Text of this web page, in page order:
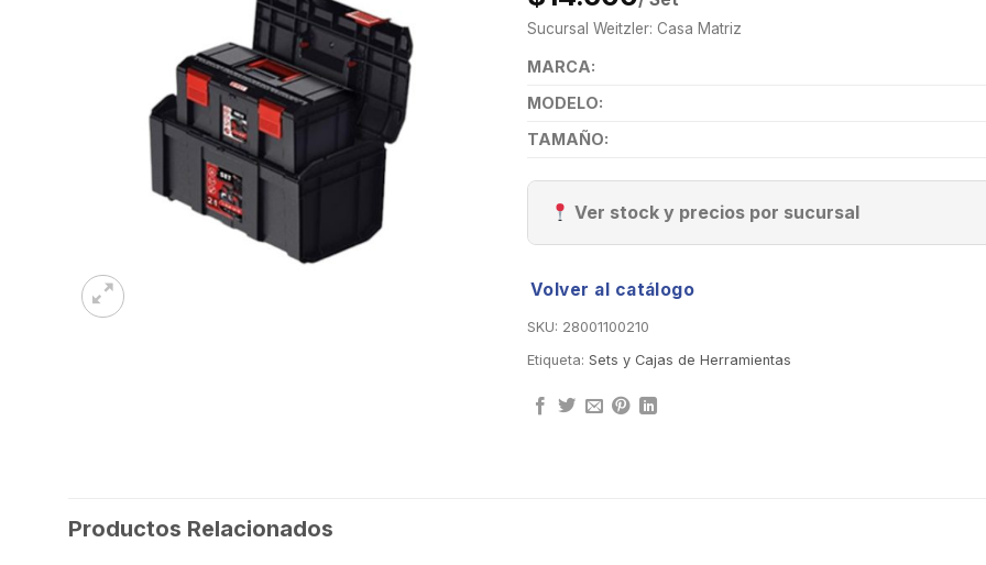
Sucursal Weitzler: Casa Matriz
MARCA:
MODELO:
TAMAÑO:
Ver stock y precios por sucursal
Volver al catálogo
SKU: 28001100210
Etiqueta: Sets y Cajas de Herramientas
Productos Relacionados